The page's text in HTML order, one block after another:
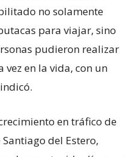
no solamente
para viajar, sino
pudieron realizar
en la vida, con un
en tráfico de
del Estero,